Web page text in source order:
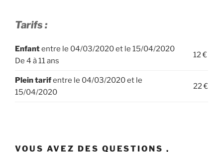
Tarifs :
Enfantentre le 04/03/2020 et le 15/04/2020
De 4 à 11 ans
12 €
Plein tarifentre le 04/03/2020 et le
15/04/2020
22 €
VOUS AVEZ DES QUESTIONS ,